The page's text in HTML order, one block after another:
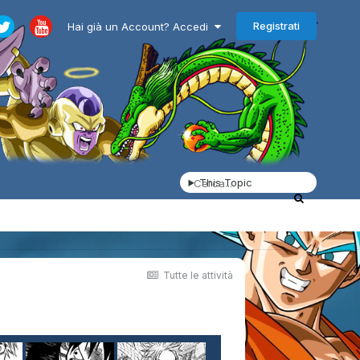
Hai già un Account? Accedi Registrati
This Topic
Tutte le attività